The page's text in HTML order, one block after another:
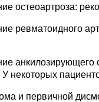
остеоартроза:
ревматоидного
анкилозирующего
некоторых
и первичной